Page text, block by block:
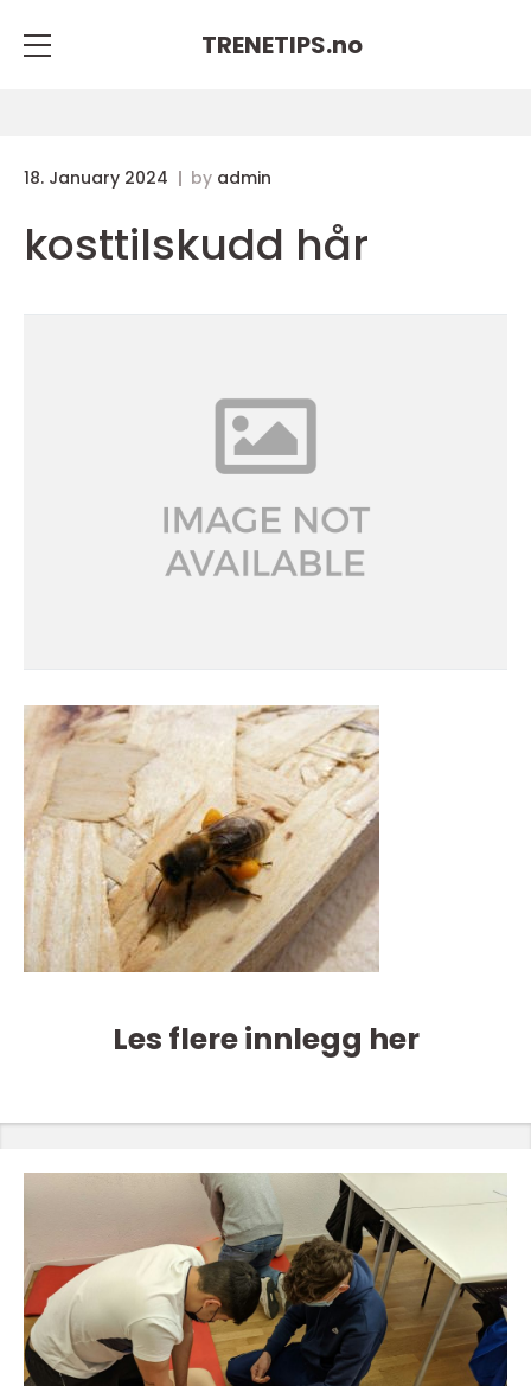
TRENETIPS.no
18. January 2024 by admin
kosttilskudd hår
Les flere innlegg her